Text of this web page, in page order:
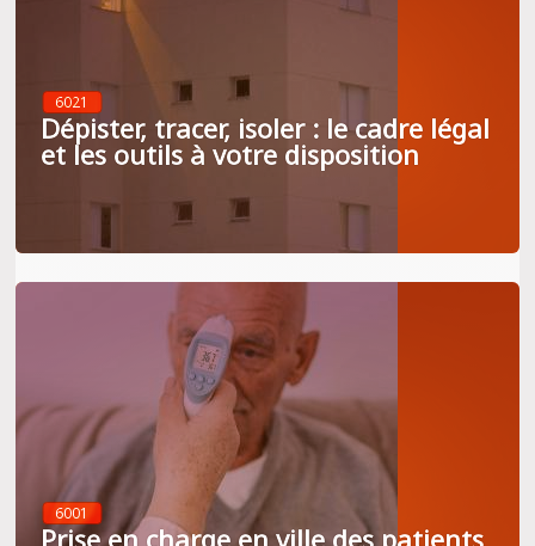
6021
Dépister, tracer, isoler : le cadre légal
et les outils à votre disposition
6001
Prise en charge en ville des patients